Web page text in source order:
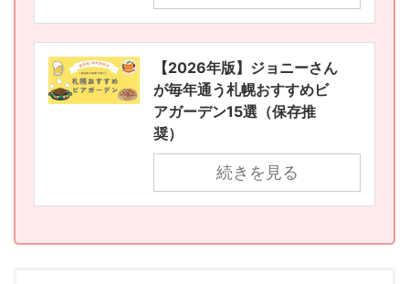
【2026年版】ジョニーさん
が毎年通う札幌おすすめビ
アガーデン15選（保存推
奨）
続きを見る